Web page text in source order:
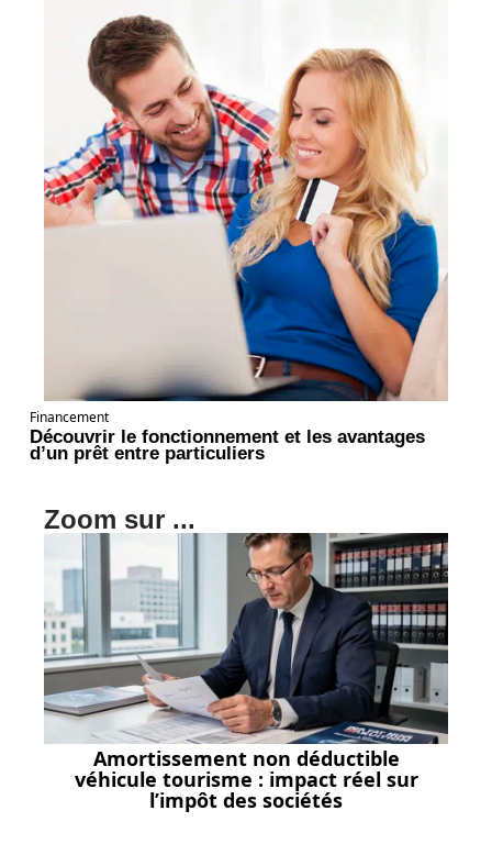
Financement
Découvrir le fonctionnement et les avantages
d’un prêt entre particuliers
Zoom sur ...
Amortissement non déductible
véhicule tourisme : impact réel sur
l’impôt des sociétés